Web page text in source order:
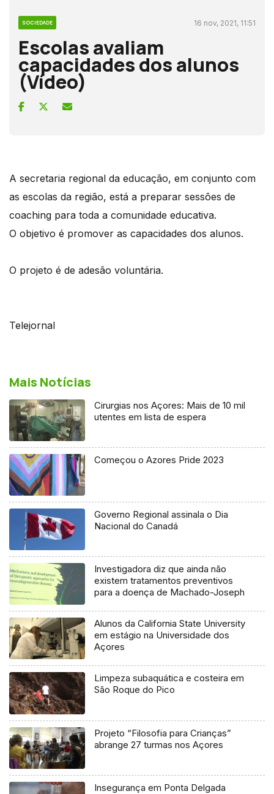
SOCIEDADE 16 nov, 2021, 11:51
Escolas avaliam
capacidades dos alunos
(Vídeo)
A secretaria regional da educação, em conjunto com
as escolas da região, está a preparar sessões de
coaching para toda a comunidade educativa.
O objetivo é promover as capacidades dos alunos.
O projeto é de adesão voluntária.
Telejornal
Mais Notícias
Cirurgias nos Açores: Mais de 10 mil
utentes em lista de espera
Começou o Azores Pride 2023
Governo Regional assinala o Dia
Nacional do Canadá
Investigadora diz que ainda não
existem tratamentos preventivos
para a doença de Machado-Joseph
Alunos da California State University
em estágio na Universidade dos
Açores
Limpeza subaquática e costeira em
São Roque do Pico
Projeto “Filosofia para Crianças”
abrange 27 turmas nos Açores
Insegurança em Ponta Delgada